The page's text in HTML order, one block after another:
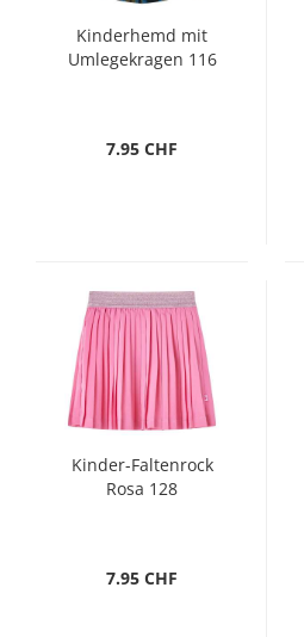
Kinderhemd mit
Umlegekragen 116
7.95 CHF
Kinder-Faltenrock
Rosa 128
7.95 CHF